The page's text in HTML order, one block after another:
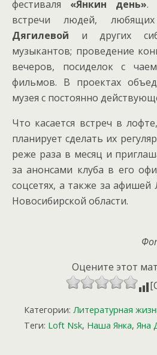
фестиваля «Янкин день».
встречи людей,
Дягилевой и других
музыкантов; проведение
вечеров, посиделок с
фильмов. В проектах
музея с постоянно
Что касается встреч в
планирует сделать их
реже раза в месяц и
за анонсами клуба в его
соцсетях, а также за
Новосибирской области.
Оцените этот
Категории: Литературная
Теги: Loft Nsk, Наша Янка, Яна